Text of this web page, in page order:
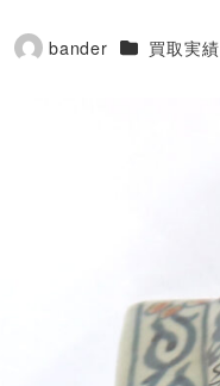
著
bander カテゴリー
買取実績